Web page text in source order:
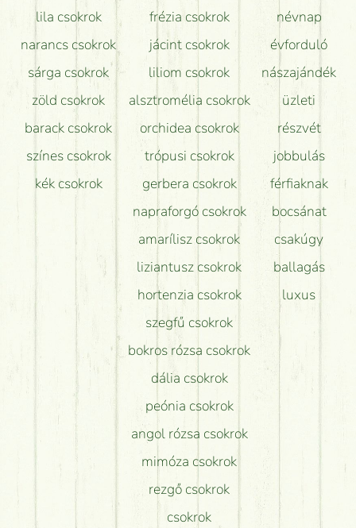
lila csokrok
narancs csokrok
sárga csokrok
zöld csokrok
barack csokrok
színes csokrok
kék csokrok
frézia csokrok
jácint csokrok
liliom csokrok
alsztromélia csokrok
orchidea csokrok
trópusi csokrok
gerbera csokrok
napraforgó csokrok
amarílisz csokrok
liziantusz csokrok
hortenzia csokrok
szegfű csokrok
bokros rózsa csokrok
dália csokrok
peónia csokrok
angol rózsa csokrok
mimóza csokrok
rezgő csokrok
csokrok
névnap
évforduló
nászajándék
üzleti
részvét
jobbulás
férfiaknak
bocsánat
csakúgy
ballagás
luxus